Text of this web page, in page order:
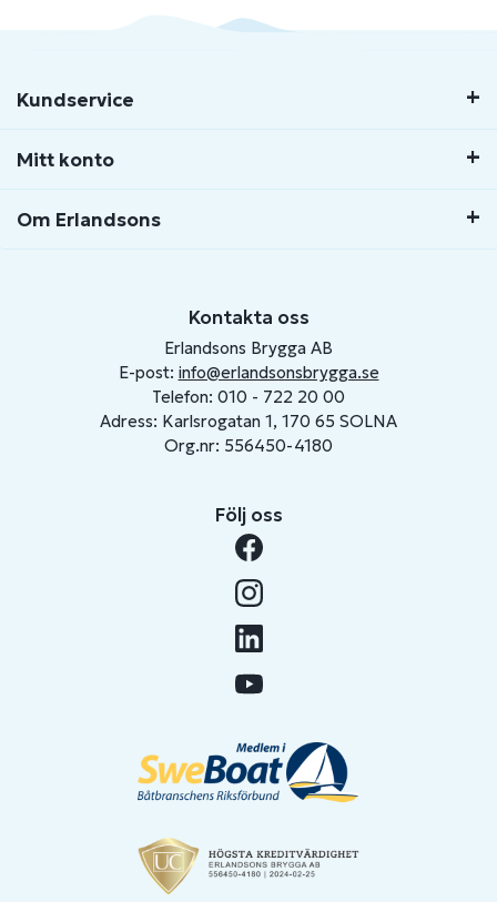
Kundservice
Mitt konto
Om Erlandsons
Kontakta oss
Erlandsons Brygga AB
E-post: info@erlandsonsbrygga.se
Telefon: 010 - 722 20 00
Adress: Karlsrogatan 1, 170 65 SOLNA
Org.nr: 556450-4180
Följ oss